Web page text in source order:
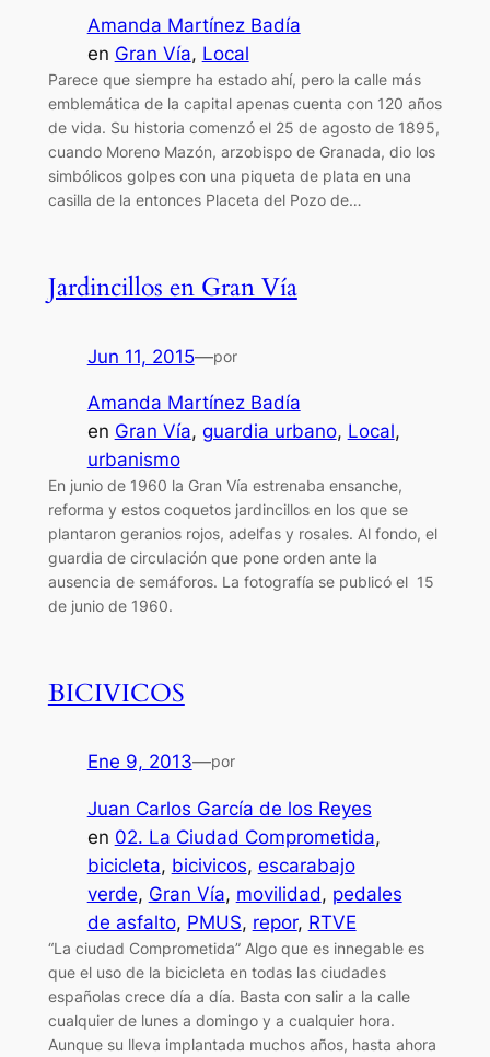
Amanda Martínez Badía
en Gran Vía, Local
Parece que siempre ha estado ahí, pero la calle más
emblemática de la capital apenas cuenta con 120 años
de vida. Su historia comenzó el 25 de agosto de 1895,
cuando Moreno Mazón, arzobispo de Granada, dio los
simbólicos golpes con una piqueta de plata en una
casilla de la entonces Placeta del Pozo de…
Jardincillos en Gran Vía
Jun 11, 2015—por
Amanda Martínez Badía
en Gran Vía, guardia urbano, Local
urbanismo
En junio de 1960 la Gran Vía estrenaba ensanche,
reforma y estos coquetos jardincillos en los que se
plantaron geranios rojos, adelfas y rosales. Al fondo, el
guardia de circulación que pone orden ante la
ausencia de semáforos. La fotografía se publicó el 15
de junio de 1960.
BICIVICOS
Ene 9, 2013—por
Juan Carlos García de los Reyes
en 02. La Ciudad Comprometida
bicicleta, bicivicos, escarabajo
verde, Gran Vía, movilidad, pedales
de asfalto, PMUS, repor, RTVE
“La ciudad Comprometida” Algo que es innegable es
que el uso de la bicicleta en todas las ciudades
españolas crece día a día. Basta con salir a la calle
cualquier de lunes a domingo y a cualquier hora.
Aunque su lleva implantada muchos años, hasta ahora